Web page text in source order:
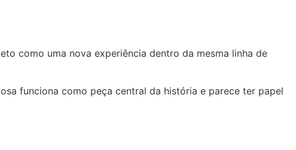
como uma nova experiência dentro da mesma linha de
funciona como peça central da história e parece ter papel